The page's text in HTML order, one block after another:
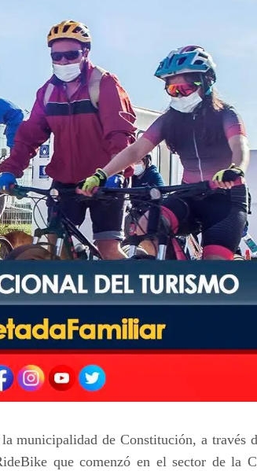
municipalidad de Constitución, a través
que comenzó en el sector de la